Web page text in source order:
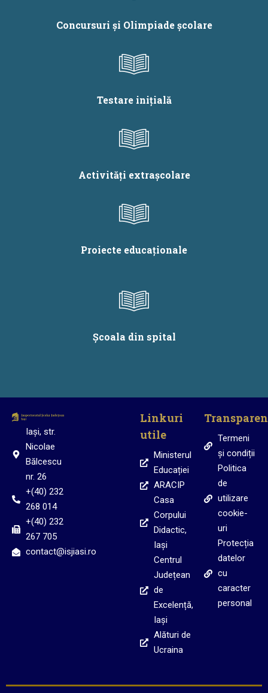
Concursuri și Olimpiade școlare
Testare inițială
Activități extrașcolare
Proiecte educaționale
Școala din spital
Iași, str.
Nicolae
Bălcescu
nr. 26
+(40) 232
268 014
+(40) 232
267 705
contact@isjiasi.ro
Linkuri
utile
Ministerul
Educației
ARACIP
Casa
Corpului
Didactic,
Iași
Centrul
Județean
de
Excelență,
Iași
Alături de
Ucraina
Termeni
și condiții
Politica
de
utilizare
cookie-
uri
Protecția
datelor
cu
caracter
personal